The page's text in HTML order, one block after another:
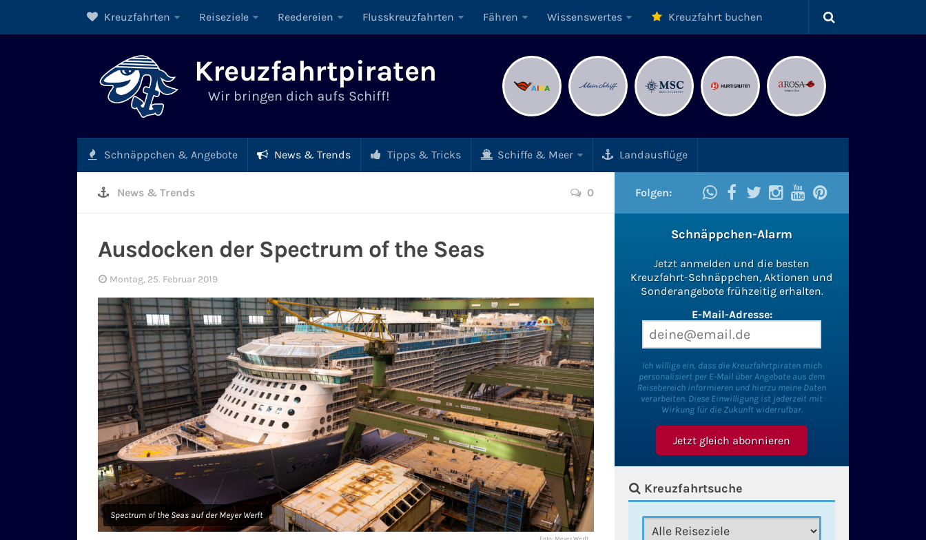
Kreuzfahrten Reiseziele Reedereien Flusskreuzfahrten Fähren Wissenswertes Kreuzfahrt buchen
Kreuzfahrtpiraten
Wir bringen dich aufs Schiff!
Schnäppchen & Angebote News & Trends Tipps & Tricks Schiffe & Meer Landausflüge
News & Trends 0
Ausdocken der Spectrum of the Seas
Montag, 25. Februar 2019
Spectrum of the Seas auf der Meyer Werft
Folgen:
Schnäppchen-Alarm
Jetzt anmelden und die besten
Kreuzfahrt-Schnäppchen, Aktionen und
Sonderangebote frühzeitig erhalten.
E-Mail-Adresse:
Ich willige ein, dass die Kreuzfahrtpiraten mich
personalisiert per E-Mail über Angebote aus dem
Reisebereich informieren und hierzu meine Daten
verarbeiten. Diese Einwilligung ist jederzeit mit
Wirkung für die Zukunft widerrufbar.
Kreuzfahrtsuche